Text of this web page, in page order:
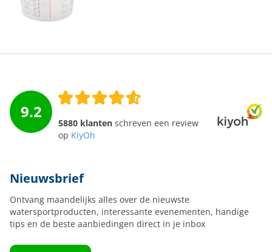
9.2
5880 klanten schreven een review
op KiyOh
Nieuwsbrief
Ontvang maandelijks alles over de nieuwste
watersportproducten, interessante evenementen, handige
tips en de beste aanbiedingen direct in je inbox